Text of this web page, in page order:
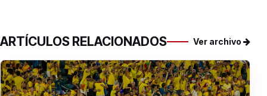
ARTÍCULOS RELACIONADOS Ver archivo